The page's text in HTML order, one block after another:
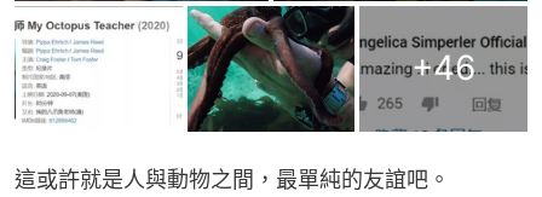
+46
這或許就是人與動物之間，最單純的友誼吧。